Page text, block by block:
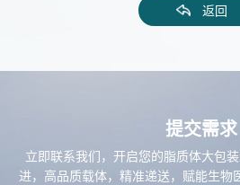
返回
提交需求
立即联系我们，开启您的脂质体大包
进，高品质载体，精准递送，赋能生物